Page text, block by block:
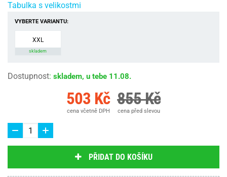
Tabulka s velikostmi
VYBERTE VARIANTU:
XXL
skladem
Dostupnost: skladem, u tebe 11.08.
503 Kč
cena včetně DPH
855 Kč
cena před slevou
PŘIDAT DO KOŠÍKU